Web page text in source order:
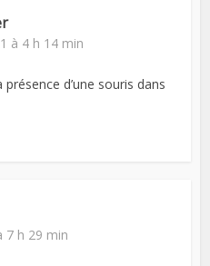
à 4 h 14 min
d’une souris dans
7 h 29 min